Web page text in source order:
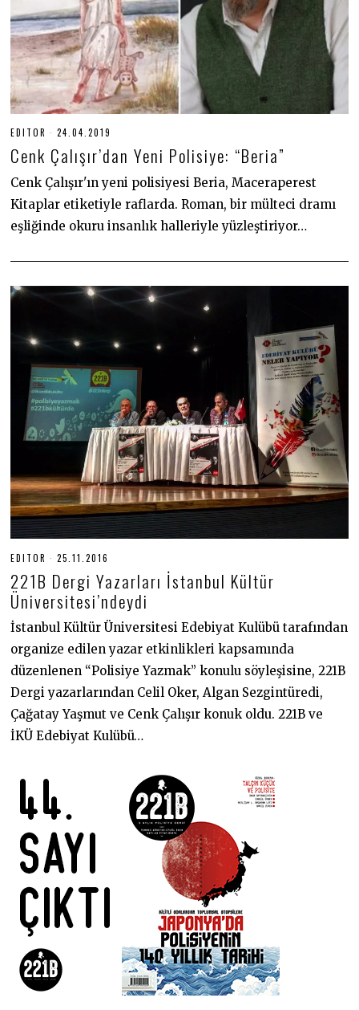
EDITOR 24.04.2019
.
6
2
2
Cenk Çalışır’dan Yeni Polisiye: “Beria”
Cenk Çalışır'ın yeni polisiyesi Beria, Maceraperest
Kitaplar etiketiyle raflarda. Roman, bir mülteci dramı
eşliğinde okuru insanlık halleriyle yüzleştiriyor…
EDITOR 25.11.2016
.
0
6
.
2
2
0
221B Dergi Yazarları İstanbul Kültür
Üniversitesi’ndeydi
İstanbul Kültür Üniversitesi Edebiyat Kulübü tarafından
organize edilen yazar etkinlikleri kapsamında
düzenlenen “Polisiye Yazmak” konulu söyleşisine, 221B
Dergi yazarlarından Celil Oker, Algan Sezgintüredi,
Çağatay Yaşmut ve Cenk Çalışır konuk oldu. 221B ve
İKÜ Edebiyat Kulübü…